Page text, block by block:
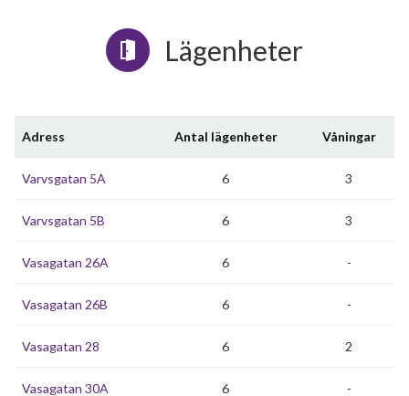
Lägenheter
Adress Antal lägenheter Våningar
Varvsgatan 5A 6 3
Varvsgatan 5B 6 3
Vasagatan 26A 6 -
Vasagatan 26B 6 -
Vasagatan 28 6 2
Vasagatan 30A 6 -